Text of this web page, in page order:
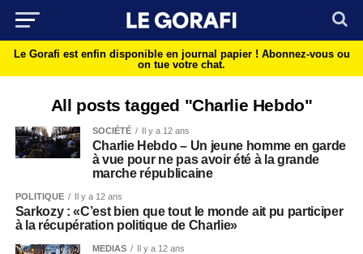
Le Gorafi est enfin disponible en journal papier ! Abonnez-vous ou
on tue votre chat.
All posts tagged "Charlie Hebdo"
SOCIÉTÉ Il y a 12 ans
Charlie Hebdo – Un jeune homme en garde
à vue pour ne pas avoir été à la grande
marche républicaine
POLITIQUE Il y a 12 ans
Sarkozy : «C’est bien que tout le monde ait pu participer
à la récupération politique de Charlie»
MEDIAS Il y a 12 ans